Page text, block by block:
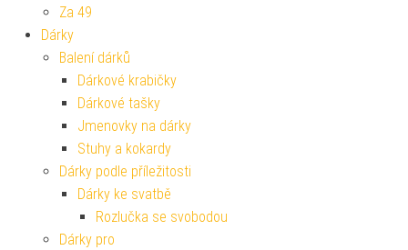
Za 49
Dárky
Balení dárků
Dárkové krabičky
Dárkové tašky
Jmenovky na dárky
Stuhy a kokardy
Dárky podle příležitosti
Dárky ke svatbě
Rozlučka se svobodou
Dárky pro